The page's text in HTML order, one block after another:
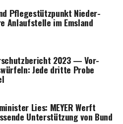
Pfle­ge­stütz­punkt Nie­der­
Anlauf­stel­le im Emsland
2023 — Vor­
Jede drit­te Pro­be
Lies: MEYER Werft
Unter­stüt­zung von Bund